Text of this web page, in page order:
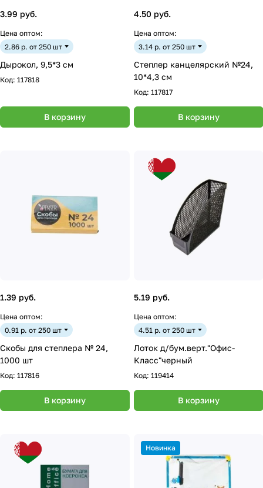
3.99 руб.
Цена оптом:
2.86 р. от 250 шт
Дырокол, 9,5*3 см
Код: 117818
В корзину
4.50 руб.
Цена оптом:
3.14 р. от 250 шт
Степлер канцелярский №24,
10*4,3 см
Код: 117817
В корзину
1.39 руб.
Цена оптом:
0.91 р. от 250 шт
Скобы для степлера № 24,
1000 шт
Код: 117816
В корзину
5.19 руб.
Цена оптом:
4.51 р. от 250 шт
Лоток д/бум.верт."Офис-
Класс"черный
Код: 119414
В корзину
Новинка